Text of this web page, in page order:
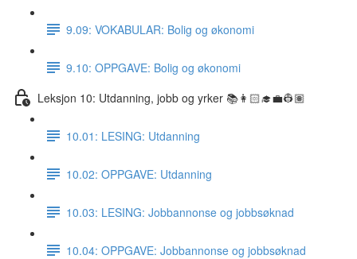
9.09: VOKABULAR: Bolig og økonomi
9.10: OPPGAVE: Bolig og økonomi
Leksjon 10: Utdanning, jobb og yrker 📚👩🏻‍🎓💼👷🏽
10.01: LESING: Utdanning
10.02: OPPGAVE: Utdanning
10.03: LESING: Jobbannonse og jobbsøknad
10.04: OPPGAVE: Jobbannonse og jobbsøknad